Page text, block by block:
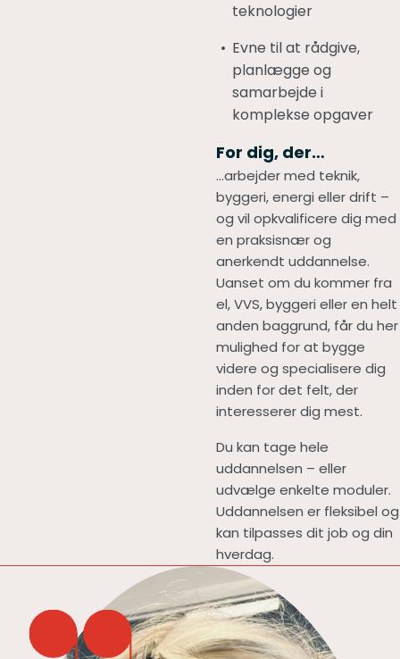
teknologier
Evne til at rådgive,
planlægge og
samarbejde i
komplekse opgaver
For dig, der…
…arbejder med teknik,
byggeri, energi eller drift –
og vil opkvalificere dig med
en praksisnær og
anerkendt uddannelse.
Uanset om du kommer fra
el, VVS, byggeri eller en helt
anden baggrund, får du her
mulighed for at bygge
videre og specialisere dig
inden for det felt, der
interesserer dig mest.
Du kan tage hele
uddannelsen – eller
udvælge enkelte moduler.
Uddannelsen er fleksibel og
kan tilpasses dit job og din
hverdag.